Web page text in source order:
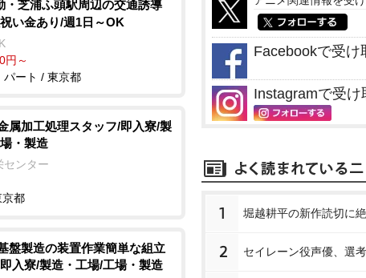
・芝浦ふ頭駅周辺の交通誘導
い金あり/週1日～OK
円～
パート / 東京都
属加工処理スタッフ/即入寮/製
・製造
センター
京都
盤製造の装置作業簡単な組立
入寮/製造・工場/工場・製造
Facebookで受け
Instagramで受け
1 堀越耕平の新作読切に
2 セイレーン役声優、選